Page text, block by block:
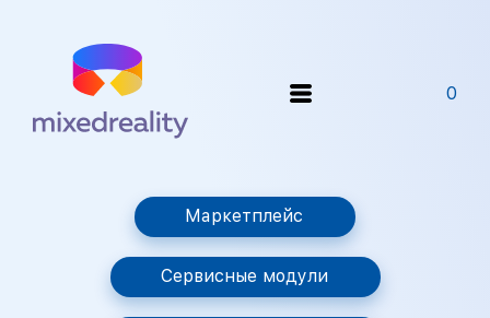
0
Маркетплейс
Сервисные модули